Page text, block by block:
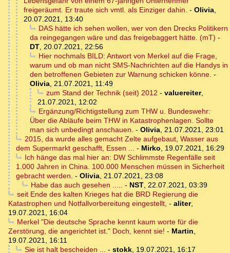
freigeräumt. Er traute sich vmtl. als Einziger dahin. - Olivia,
20.07.2021, 13:40
DAS hätte ich sehen wollen, wer von den Drecks Politikern
da reingegangen wäre und das freigebaggert hätte. (mT) -
DT, 20.07.2021, 22:56
Hier nochmals BILD: Antwort von Merkel auf die Frage,
warum und ob man nicht SMS-Nachrichten auf die Handys in
den betroffenen Gebieten zur Warnung schicken könne. -
Olivia, 21.07.2021, 11:49
zum Stand der Technik (seit) 2012 - valuereiter,
21.07.2021, 12:02
Ergänzung/Richtigstellung zum THW u. Bundeswehr:
Über die Abläufe beim THW in Katastrophenlagen. Sollte
man sich unbedingt anschauen. - Olivia, 21.07.2021, 23:01
2015, da wurde alles gemacht Zelte aufgebaut, Wasser aus
dem Supermarkt geschafft, Essen ... - Mirko, 19.07.2021, 16:29
Ich hänge das mal hier an: DW Schlimmste Regenfälle seit
1.000 Jahren in China. 100.000 Menschen müssen in Sicherheit
gebracht werden. - Olivia, 21.07.2021, 23:08
Habe das auch gesehen ..... - NST, 22.07.2021, 03:39
seit Ende des kalten Krieges hat die BRD Regierung die
Katastrophen und Notfallvorbereitung eingestellt, - aliter,
19.07.2021, 16:04
Merkel "Die deutsche Sprache kennt kaum worte für die
Zerstörung, die angerichtet ist." Doch, kennt sie! - Martin,
19.07.2021, 16:11
Sie ist halt bescheiden ... - stokk, 19.07.2021, 16:17